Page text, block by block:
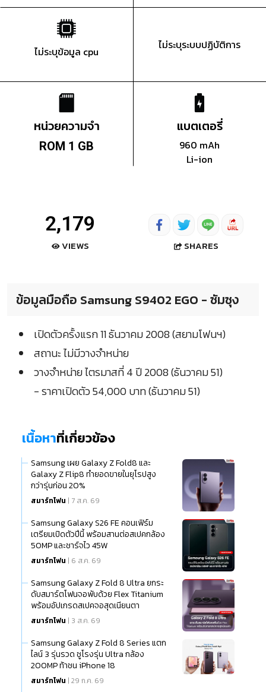
ไม่ระบุข้อมูล cpu ไม่ระบุระบบปฏิบัติการ
หน่วยความจำ
ROM 1 GB
แบตเตอรี่
960 mAh
Li-ion
2,179
VIEWS SHARES
ข้อมูลมือถือ Samsung S9402 EGO - ซัมซุง
เปิดตัวครั้งแรก 11 ธันวาคม 2008 (สยามโฟนฯ)
สถานะ ไม่มีวางจำหน่าย
วางจำหน่าย ไตรมาสที่ 4 ปี 2008 (ธันวาคม 51)
- ราคาเปิดตัว 54,000 บาท (ธันวาคม 51)
เนื้อหาที่เกี่ยวข้อง
Samsung เผย Galaxy Z Fold8 และ
Galaxy Z Flip8 ทำยอดขายในยุโรปสูง
กว่ารุ่นก่อน 20%
สมาร์ทโฟน | 7 ส.ค. 69
Samsung Galaxy S26 FE คอนเฟิร์ม
เตรียมเปิดตัวปีนี้ พร้อมสานต่อสเปคกล้อง
50MP และชาร์จไว 45W
สมาร์ทโฟน | 6 ส.ค. 69
Samsung Galaxy Z Fold 8 Ultra ยกระ
ดับสมาร์ตโฟนจอพับด้วย Flex Titanium
พร้อมอัปเกรดสเปคจอสุดเนียนตา
สมาร์ทโฟน | 3 ส.ค. 69
Samsung Galaxy Z Fold 8 Series แตก
ไลน์ 3 รุ่นรวด ชูโรงรุ่น Ultra กล้อง
200MP ท้าชน iPhone 18
สมาร์ทโฟน | 29 ก.ค. 69